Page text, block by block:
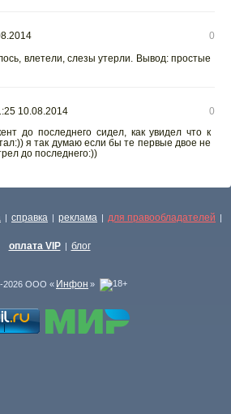
0
влетели, слезы утерли. Вывод: простые
10.08.2014
0
до последнего сидел, как увидел что к
я так думаю если бы те первые двое не
до последнего:))
| справка | реклама | для правообладателей |
оплата VIP | блог
2026 ООО « Инфон »